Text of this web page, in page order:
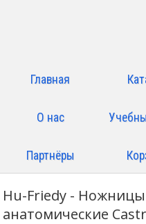
Главная
О нас
Партнёры
Hu-Friedy -
анатомические